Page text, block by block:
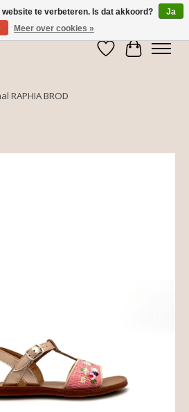
Verlanglijst
RAPHIA BROD
te verbeteren. Is dat akkoord?
Ja
Meer over cookies »